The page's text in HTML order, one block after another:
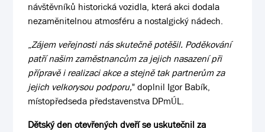
návštěvníků historická vozidla, která akci dodala
nezaměnitelnou atmosféru a nostalgický nádech.
„Zájem veřejnosti nás skutečně potěšil. Poděkování
patří našim zaměstnancům za jejich nasazení při
přípravě i realizaci akce a stejně tak partnerům za
jejich velkorysou podporu," doplnil Igor Babík,
místopředseda představenstva DPmÚL.
Dětský den otevřených dveří se uskutečnil za